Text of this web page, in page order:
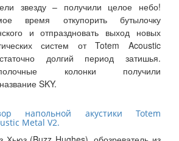
звезду – получили целое небо!
время откупорить бутылочку
и отпраздновать выход новых
систем от Totem Acoustic
долгий период затишья.
колонки получили
SKY.
напольной акустики Totem
Metal V2.